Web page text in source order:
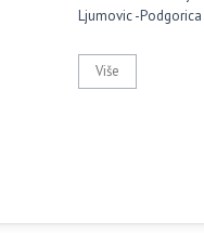
Ljumovic -Podgorica
Više